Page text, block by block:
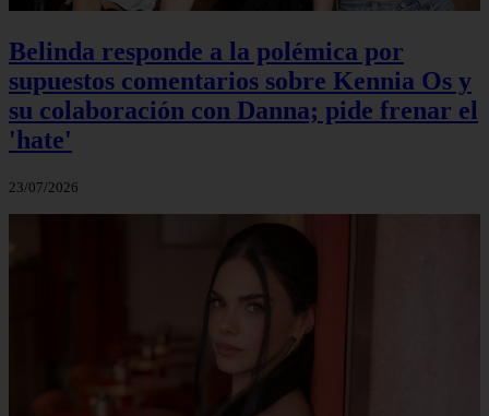
Belinda responde a la polémica por
supuestos comentarios sobre Kennia Os y
su colaboración con Danna; pide frenar el
'hate'
23/07/2026